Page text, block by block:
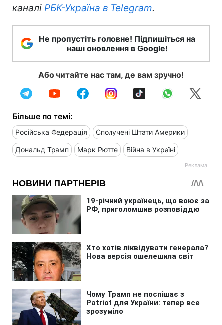
каналі РБК-Україна в Telegram.
Не пропустіть головне! Підпишіться на
наші оновлення в Google!
Або читайте нас там, де вам зручно!
Більше по темі:
Російська Федерація Сполучені Штати Америки
Дональд Трамп Марк Рютте Війна в Україні